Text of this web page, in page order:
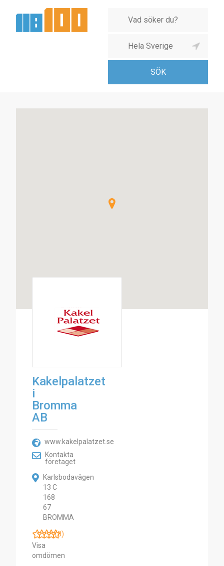
Kakelpalatzet
i
Bromma
AB
www.kakelpalatzet.se
Kontakta
företaget
Karlsbodavägen
13 C
168
67
BROMMA
(0)
Visa
omdömen